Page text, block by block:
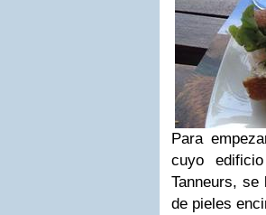
Para
cuyo
Tanneurs,
de pieles